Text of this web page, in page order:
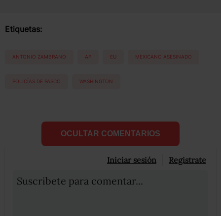
Etiquetas:
ANTONIO ZAMBRANO AP EU MEXICANO ASESINADO
POLICÍAS DE PASCO WASHINGTON
OCULTAR COMENTARIOS
Iniciar sesión Registrate
Suscribete para comentar...